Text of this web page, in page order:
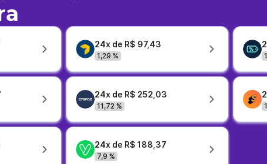
24x de R$ 97,43
1,29 %
24x de R$ 252,03
11,72 %
24x de R$ 188,37
7,9 %